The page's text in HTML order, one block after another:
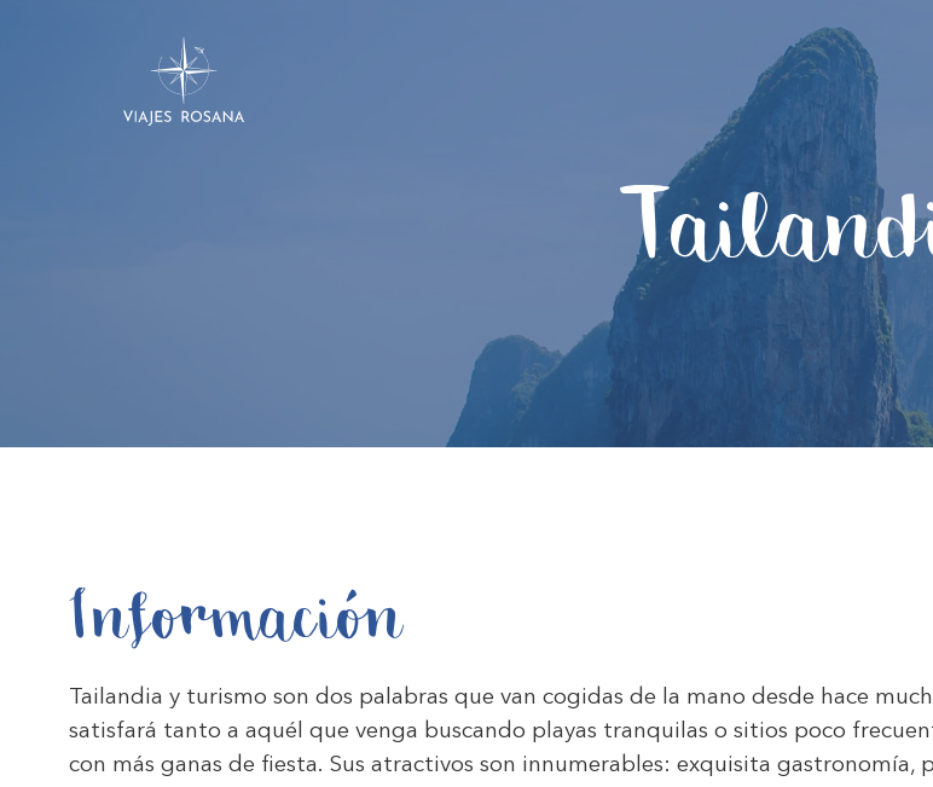
Información
Tailandia y turismo son dos palabras que van cogidas de la mano desde hace
satisfará tanto a aquél que venga buscando playas tranquilas o sitios poco
con más ganas de fiesta. Sus atractivos son innumerables: exquisita